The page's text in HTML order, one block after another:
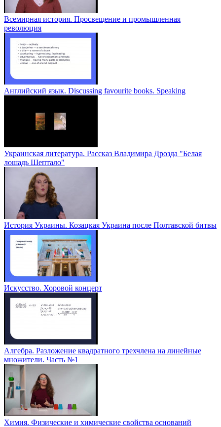
Всемирная история. Просвещение и промышленная
революция
Английский язык. Discussing favourite books. Speaking
Украинская литература. Рассказ Владимира Дрозда "Белая
лошадь Шептало"
История Украины. Козацкая Украина после Полтавской битвы
Искусство. Хоровой концерт
Алгебра. Разложение квадратного трехчлена на линейные
множители. Часть №1
Химия. Физические и химические свойства оснований